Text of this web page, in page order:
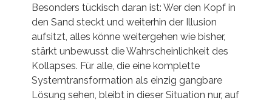
Besonders tückisch daran ist: Wer den Kopf in
den Sand steckt und weiterhin der Illusion
aufsitzt, alles könne weitergehen wie bisher,
stärkt unbewusst die Wahrscheinlichkeit des
Kollapses. Für alle, die eine komplette
Systemtransformation als einzig gangbare
Lösung sehen, bleibt in dieser Situation nur, auf